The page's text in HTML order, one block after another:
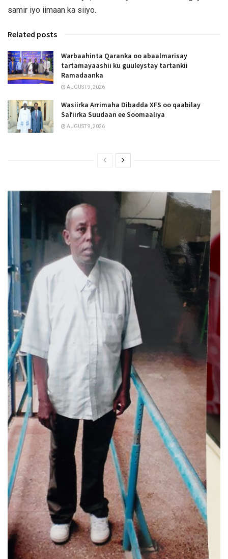
samir iyo iimaan ka siiyo.
Related posts
Warbaahinta Qaranka oo abaalmarisay
tartamayaashii ku guuleystay tartankii
Ramadaanka
AUGUST 9, 2026
Wasiirka Arrimaha Dibadda XFS oo qaabilay
Safiirka Suudaan ee Soomaaliya
AUGUST 9, 2026